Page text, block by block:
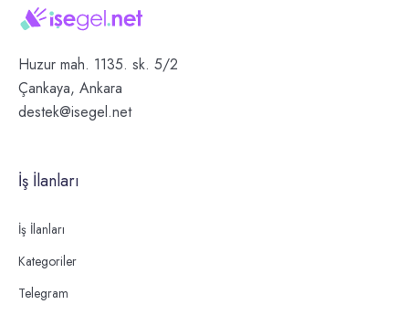
Huzur mah. 1135. sk. 5/2
Çankaya, Ankara
destek@isegel.net
İş İlanları
İş İlanları
Kategoriler
Telegram